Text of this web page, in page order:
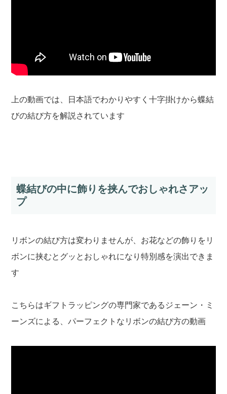
上の動画では、日本語でわかりやすく十字掛けから蝶結
びの結び方を解説されています
蝶結びの中に飾りを挟んでおしゃれさアッ
プ
リボンの結び方は変わりませんが、お花などの飾りをリ
ボンに挟むとグッとおしゃれになり特別感を演出できま
す
こちらはギフトラッピングの専門家であるジェーン・ミ
ーンズによる、パーフェクトなリボンの結び方の動画